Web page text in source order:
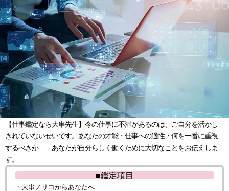
【仕事鑑定なら大串先生】今の仕事に不満があるのは、ご自分を活かし
きれていないせいです。あなたの才能・仕事への適性・何を一番に重視
するべきか……あなたが自分らしく働くために大切なことをお伝えしま
す。
■鑑定項目
・大串ノリコからあなたへ